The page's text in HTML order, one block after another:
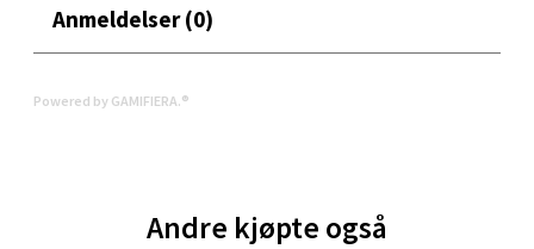
Anmeldelser (0)
Powered by GAMIFIERA.®
Andre kjøpte også
Åpent i dag 09-20